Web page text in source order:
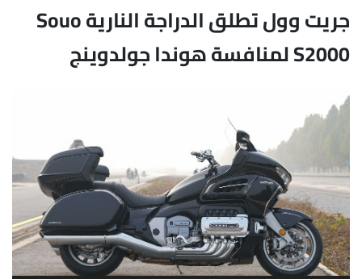
جريت وول تطلق الدراجة النارية Souo
S2000 لمنافسة هوندا جولدوينج